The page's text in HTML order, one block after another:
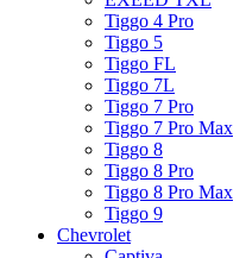
Tiggo 4 Pro
Tiggo 5
Tiggo FL
Tiggo 7L
Tiggo 7 Pro
Tiggo 7 Pro Max
Tiggo 8
Tiggo 8 Pro
Tiggo 8 Pro Max
Tiggo 9
Chevrolet